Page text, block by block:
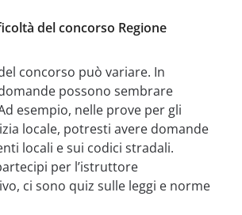
del concorso Regione
concorso può variare. In
possono sembrare
esempio, nelle prove per gli
locale, potresti avere domande
locali e sui codici stradali.
per l’istruttore
ci sono quiz sulle leggi e norme